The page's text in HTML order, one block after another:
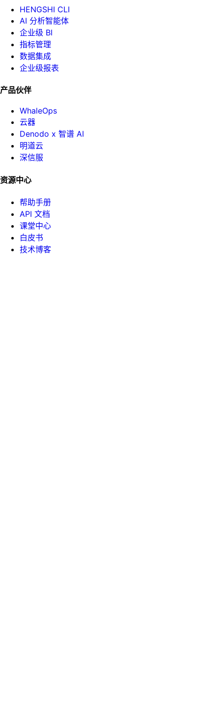
HENGSHI CLI
AI 分析智能体
企业级 BI
指标管理
数据集成
企业级报表
产品伙伴
WhaleOps
云器
Denodo x 智谱 AI
明道云
深信服
资源中心
帮助手册
API 文档
课堂中心
白皮书
技术博客